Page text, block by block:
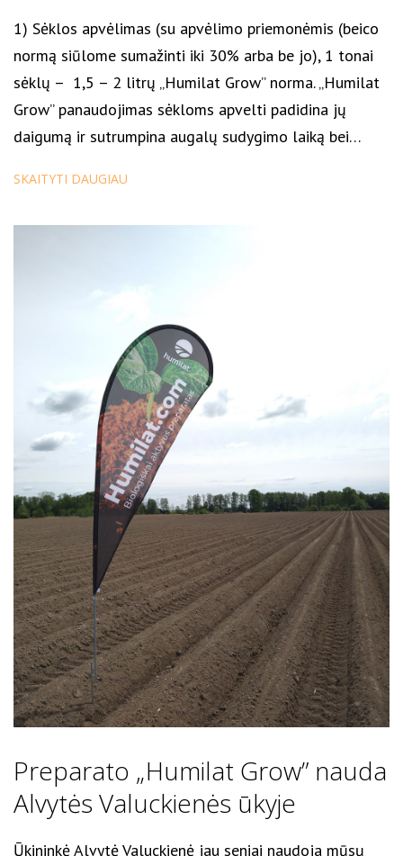
1) Sėklos apvėlimas (su apvėlimo priemonėmis (beico
normą siūlome sumažinti iki 30% arba be jo), 1 tonai
sėklų – 1,5 – 2 litrų „Humilat Grow” norma. „Humilat
Grow” panaudojimas sėkloms apvelti padidina jų
daigumą ir sutrumpina augalų sudygimo laiką bei…
SKAITYTI DAUGIAU
Preparato „Humilat Grow” nauda
Alvytės Valuckienės ūkyje
Ūkininkė Alvytė Valuckienė jau seniai naudoja mūsų